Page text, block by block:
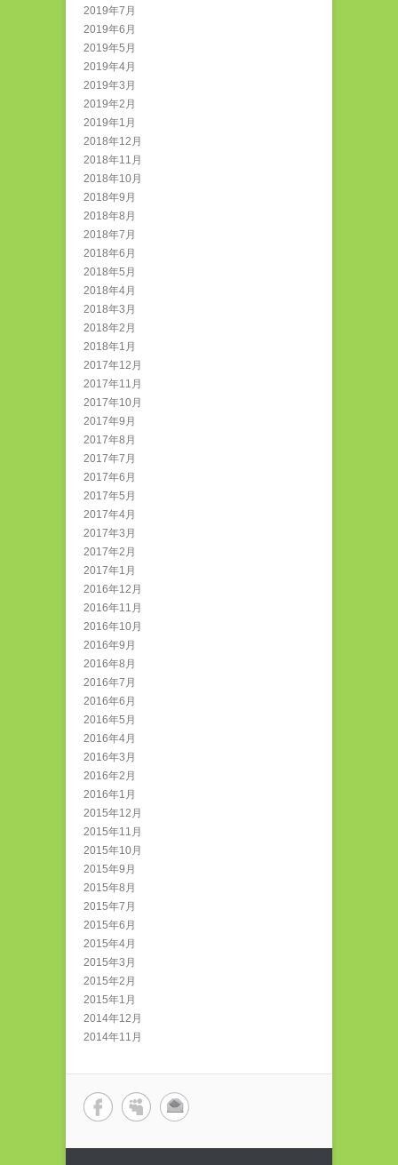
2019年7月
2019年6月
2019年5月
2019年4月
2019年3月
2019年2月
2019年1月
2018年12月
2018年11月
2018年10月
2018年9月
2018年8月
2018年7月
2018年6月
2018年5月
2018年4月
2018年3月
2018年2月
2018年1月
2017年12月
2017年11月
2017年10月
2017年9月
2017年8月
2017年7月
2017年6月
2017年5月
2017年4月
2017年3月
2017年2月
2017年1月
2016年12月
2016年11月
2016年10月
2016年9月
2016年8月
2016年7月
2016年6月
2016年5月
2016年4月
2016年3月
2016年2月
2016年1月
2015年12月
2015年11月
2015年10月
2015年9月
2015年8月
2015年7月
2015年6月
2015年4月
2015年3月
2015年2月
2015年1月
2014年12月
2014年11月